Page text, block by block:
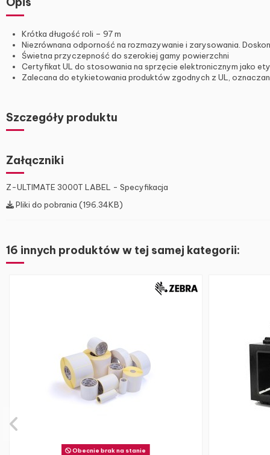
Krótka długość roli – 97 m
Niezrównana odporność na rozmazywanie i zarysowania.
Świetna przyczepność do szerokiej gamy powierzchni
Certyfikat UL do stosowania na sprzęcie elektronicznym jako
Zalecana do etykietowania produktów zgodnych z UL,
Szczegóły produktu
Załączniki
Z-ULTIMATE 3000T LABEL - Specyfikacja
Pliki do pobrania (196.34KB)
16 innych produktów w tej samej kategorii:
Obecnie brak na stanie